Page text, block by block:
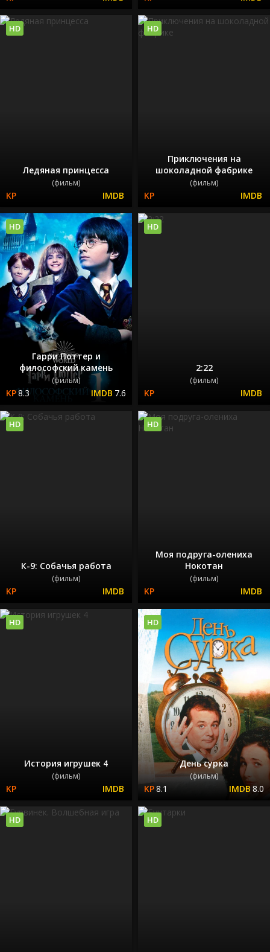
Ледяная принцесса
(фильм)
HD
Приключения на
шоколадной фабрике
(фильм)
HD
Гарри Поттер и
философский камень
(фильм)
8.3 7.6
HD
2:22
(фильм)
HD
К-9: Собачья работа
(фильм)
HD
Моя подруга-олениха
Нокотан
(фильм)
HD
История игрушек 4
(фильм)
HD
День сурка
(фильм)
8.1 8.0
HD
HD HD